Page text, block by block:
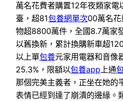
萬名花費者購置12年夜類家電
臺，超81包養網單次00萬名花
物超8800萬件，全國8.7萬家
以舊換新，累計換購新車超
以上單包養元家用電器和音像
25.3%，限額以包養app上通
那個完美主義者，正坐在她的
表情已經到達了崩潰的邊緣。